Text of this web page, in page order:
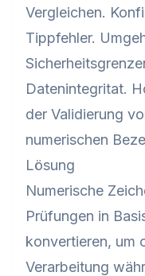
Vergleichen.
Tippfehler.
Datenintegritat.
der Validierung
numerischen
Lösung
Numerische
Prüfungen in
konvertieren, um
Verarbeitung